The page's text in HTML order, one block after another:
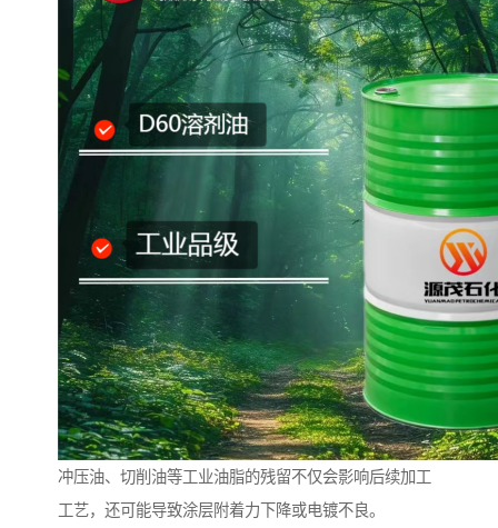
冲压油、切削油等工业油脂的残留不仅会影响后续加工
工艺，还可能导致涂层附着力下降或电镀不良。